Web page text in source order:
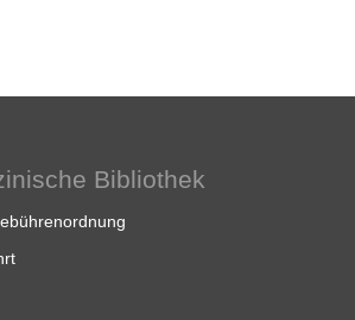
Bibliothek